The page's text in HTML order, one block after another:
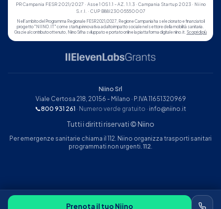
PR Campania FESR 2021/2027 · Asse 1 OS 1.1 - AZ. 1.1.3 · Campania Startup 2023 · Niino
S.r.l. · CUP B88I23005550007
Nell'ambito del Programma Regionale FESR 2021/2027, Regione Campania ha selezionato e finanziato il
progetto "NIINO.IT" come startup innovativa ad alto impatto sociale nel settore della mobilità sanitaria.
Grazie al contributo ottenuto, Niino Srl ha sviluppato e portato online la piattaforma digitale niino.it. Scopri di più
Niino Srl
Viale Certosa 218, 20156 - Milano · P.IVA 11651320969
📞800 931 261 · Numero verde gratuito · info@niino.it
Tutti i diritti riservati © Niino
Per emergenze sanitarie chiama il 112. Niino organizza trasporti sanitari
programmati non urgenti. 112
Prenota il tuo Niino